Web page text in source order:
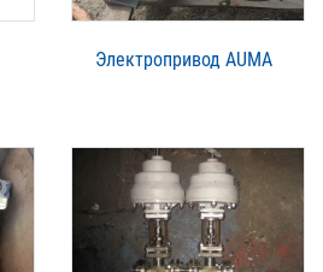
Электропривод AUMA